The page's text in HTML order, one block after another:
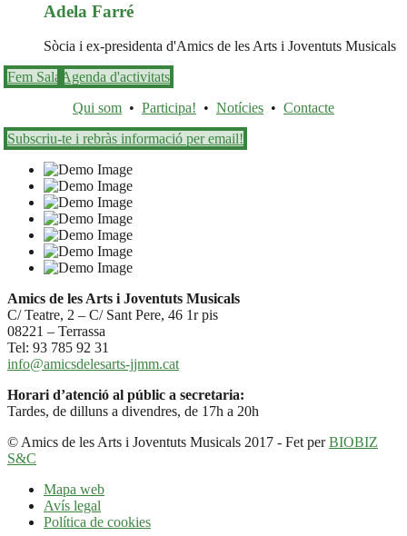
Adela Farré
Sòcia i ex-presidenta d'Amics de les Arts i Joventuts Musicals
Fem Sala Agenda d'activitats
Qui som • Participa! • Notícies • Contacte
Subscriu-te i rebràs informació per email!
Amics de les Arts i Joventuts Musicals
C/ Teatre, 2 – C/ Sant Pere, 46 1r pis
08221 – Terrassa
Tel: 93 785 92 31
info@amicsdelesarts-jjmm.cat
Horari d’atenció al públic a secretaria:
Tardes, de dilluns a divendres, de 17h a 20h
© Amics de les Arts i Joventuts Musicals 2017 - Fet perBIOBIZ
S&C
Mapa web
Avís legal
Política de cookies